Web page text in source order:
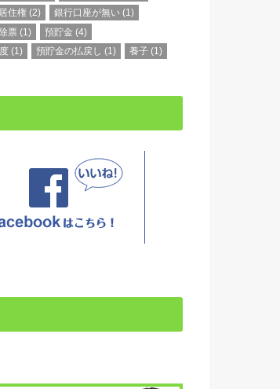
住権 (2) 銀行口座が無い (1)
票 (1) 預貯金 (4)
(1) 預貯金の払戻し (1) 養子 (1)